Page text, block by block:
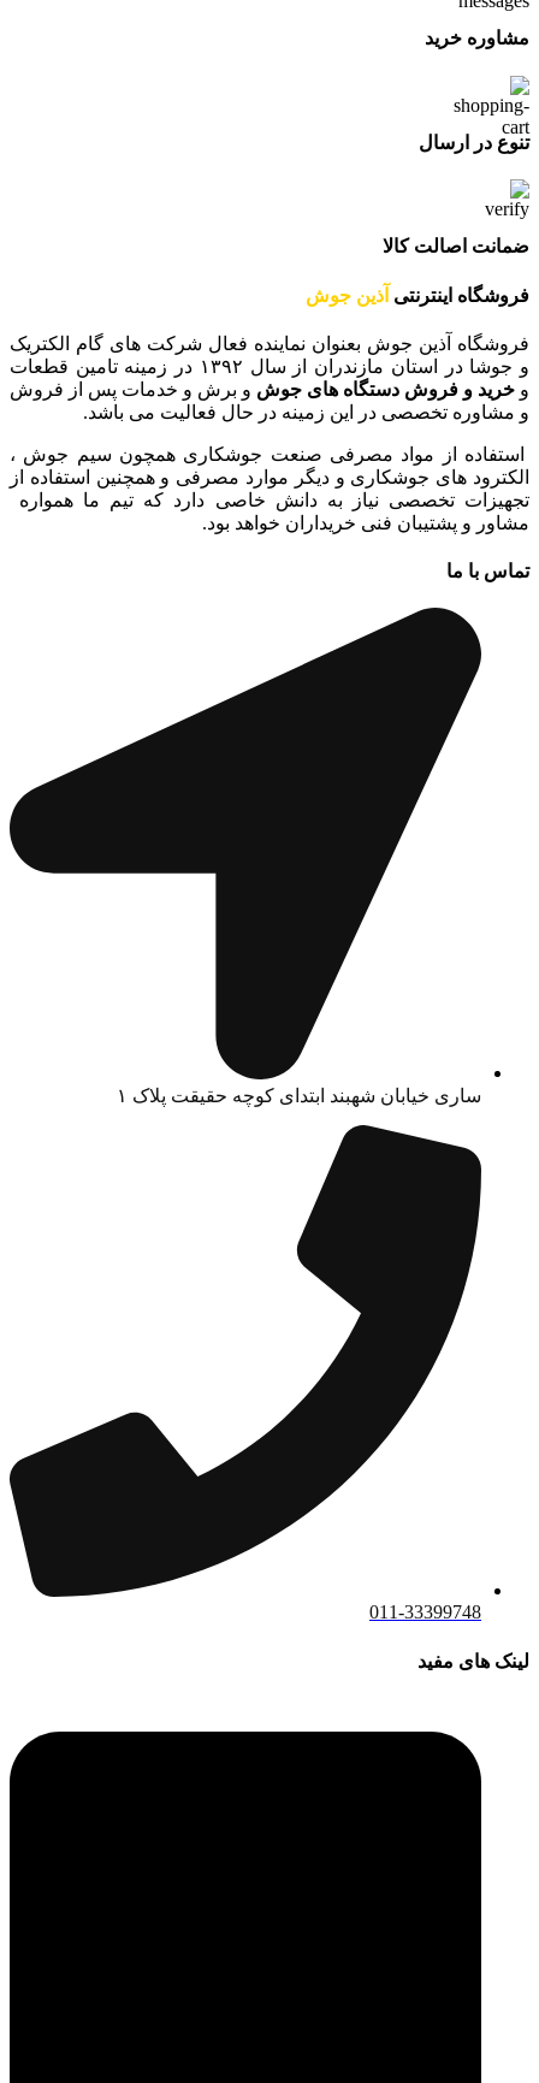
مشاوره خرید
تنوع در ارسال
ضمانت اصالت کالا
فروشگاه اینترنتی آذین جوش
فروشگاه آذین جوش بعنوان نماینده فعال شرکت های گام الکتریک
و جوشا در استان مازندران از سال ۱۳۹۲ در زمینه تامین قطعات
و خرید و فروش دستگاه های جوش و برش و خدمات پس از فروش
و مشاوره تخصصی در این زمینه در حال فعالیت می باشد.
استفاده از مواد مصرفی صنعت جوشکاری همچون سیم جوش ،
الکترود های جوشکاری و دیگر موارد مصرفی و همچنین استفاده از
تجهیزات تخصصی نیاز به دانش خاصی دارد که تیم ما همواره
مشاور و پشتیبان فنی خریداران خواهد بود.
تماس با ما
ساری خیابان شهبند ابتدای کوچه حقیقت پلاک ۱
011-33399748
لینک های مفید